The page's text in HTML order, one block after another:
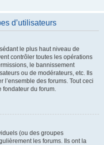
d’utilisateurs
le plus haut niveau de
contrôler toutes les opérations
le bannissement
ou de modérateurs, etc. Ils
des forums. Tout ceci
fondateur du forum.
(ou des groupes
les forums. Ils ont la